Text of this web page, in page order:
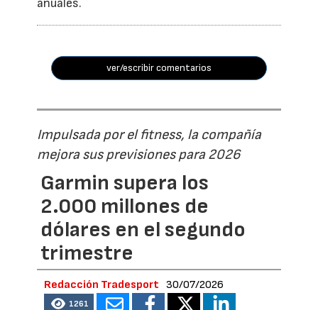
anuales.
ver/escribir comentarios
Impulsada por el fitness, la compañía
mejora sus previsiones para 2026
Garmin supera los
2.000 millones de
dólares en el segundo
trimestre
Redacción Tradesport 30/07/2026
1261